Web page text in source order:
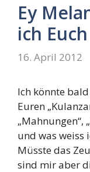
Ey
ich
16. April 2012
Ich könnte
Euren
„Mahnungen“,
und was weiss
Müsste das
sind mir aber